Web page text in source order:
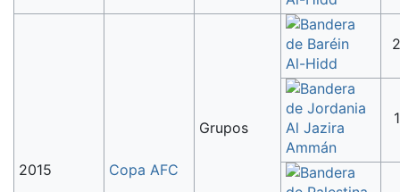
2015 Copa AFC
Grupos
Al-Hidd
Al Jazira
Ammán